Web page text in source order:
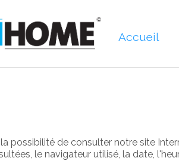
Accueil
possibilité de consulter notre site
le navigateur utilisé, la date,